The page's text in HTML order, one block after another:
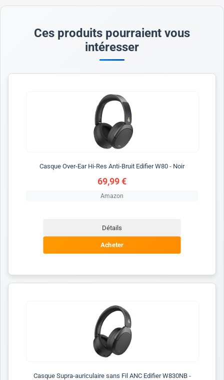
Ces produits pourraient vous
intéresser
Casque Over-Ear Hi-Res Anti-Bruit Edifier W80 - Noir
69,99 €
Amazon
Détails
Acheter
Casque Supra-auriculaire sans Fil ANC Edifier W830NB -